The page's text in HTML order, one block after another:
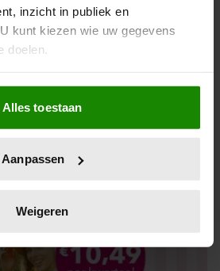
inzicht in publiek en
kunt kiezen wie uw gegevens
doelen.
we ook graag:
over uw geografische locatie,
nauwkeurig kan zijn
(fingerprinting)
in het
Alles toestaan
Aanpassen
Weigeren
Abonneren
lezen